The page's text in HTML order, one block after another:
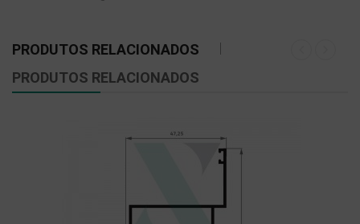
PRODUTOS RELACIONADOS
PRODUTOS RELACIONADOS